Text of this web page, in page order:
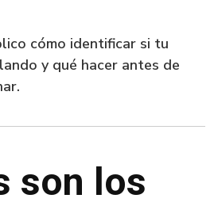
cómo identificar si tu
y qué hacer antes de
son los